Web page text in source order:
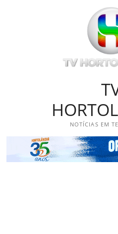
NOTÍCIAS EM